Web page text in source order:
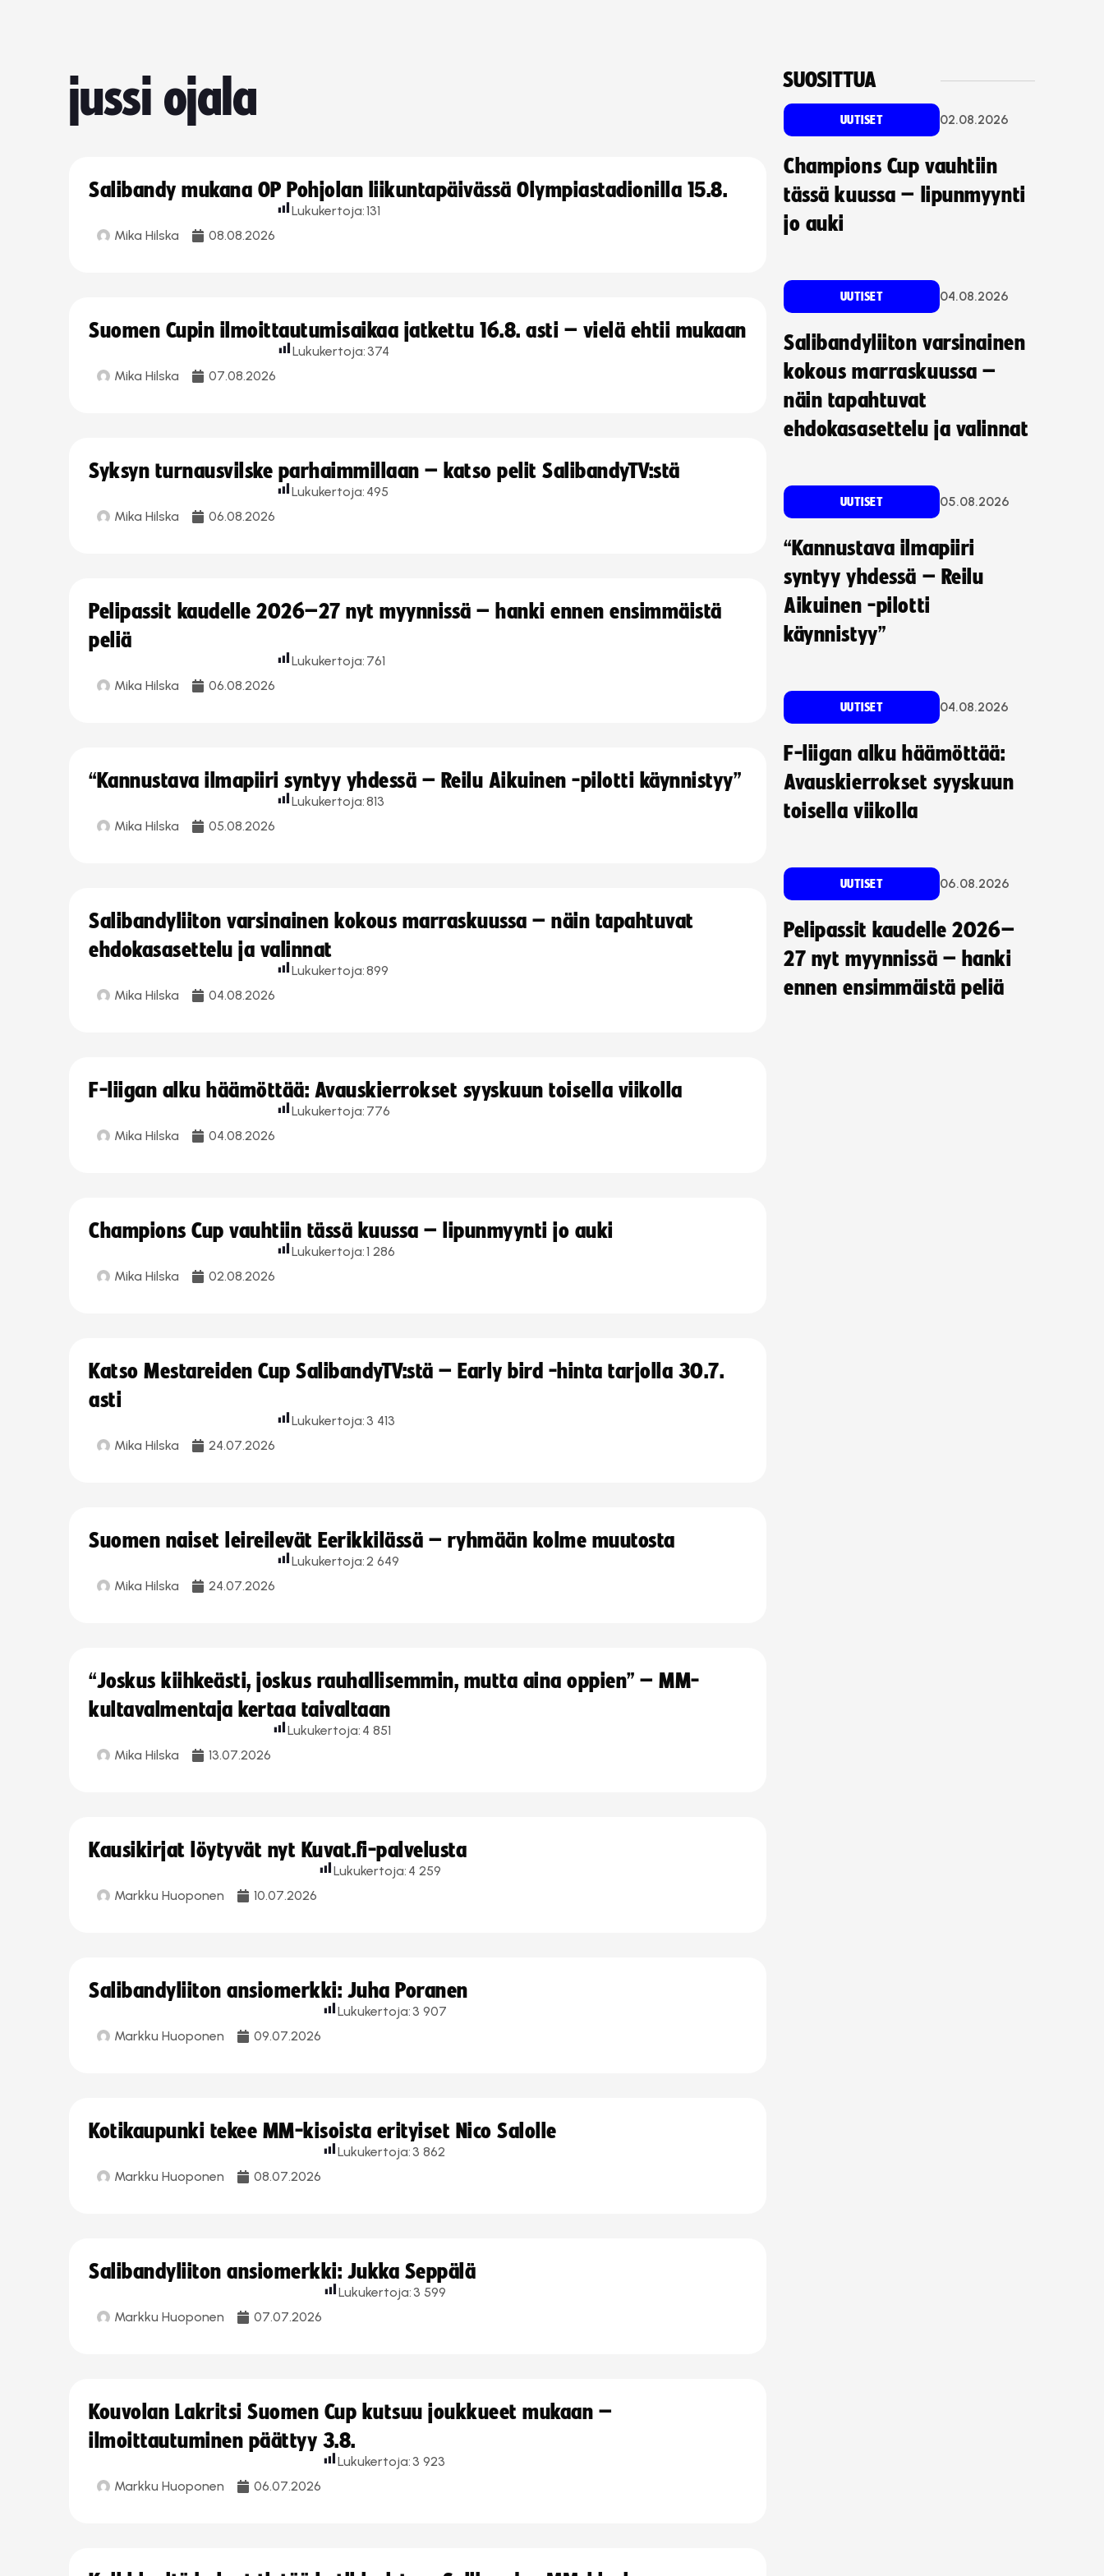
jussi ojala
Salibandy mukana OP Pohjolan liikuntapäivässä Olympiastadionilla 15.8.
Mika Hilska 08.08.2026
Lukukertoja:131
Suomen Cupin ilmoittautumisaikaa jatkettu 16.8. asti – vielä ehtii mukaan
Mika Hilska 07.08.2026
Lukukertoja: 374
Syksyn turnausvilske parhaimmillaan – katso pelit SalibandyTV:stä
Mika Hilska 06.08.2026
Lukukertoja: 495
Pelipassit kaudelle 2026–27 nyt myynnissä – hanki ennen ensimmäistä
peliä
Mika Hilska 06.08.2026
Lukukertoja: 761
“Kannustava ilmapiiri syntyy yhdessä – Reilu Aikuinen -pilotti käynnistyy”
Mika Hilska 05.08.2026
Lukukertoja:813
Salibandyliiton varsinainen kokous marraskuussa – näin tapahtuvat
ehdokasasettelu ja valinnat
Mika Hilska 04.08.2026
Lukukertoja:899
F-liigan alku häämöttää: Avauskierrokset syyskuun toisella viikolla
Mika Hilska 04.08.2026
Lukukertoja: 776
Champions Cup vauhtiin tässä kuussa – lipunmyynti jo auki
Mika Hilska 02.08.2026
Lukukertoja:1 286
Katso Mestareiden Cup SalibandyTV:stä – Early bird -hinta tarjolla 30.7.
asti
Mika Hilska 24.07.2026
Lukukertoja: 3 413
Suomen naiset leireilevät Eerikkilässä – ryhmään kolme muutosta
Mika Hilska 24.07.2026
Lukukertoja:2 649
“Joskus kiihkeästi, joskus rauhallisemmin, mutta aina oppien” – MM-
kultavalmentaja kertaa taivaltaan
Mika Hilska 13.07.2026
Lukukertoja: 4 851
Kausikirjat löytyvät nyt Kuvat.fi-palvelusta
Markku Huoponen 10.07.2026
Lukukertoja: 4 259
Salibandyliiton ansiomerkki: Juha Poranen
Markku Huoponen 09.07.2026
Lukukertoja: 3 907
Kotikaupunki tekee MM-kisoista erityiset Nico Salolle
Markku Huoponen 08.07.2026
Lukukertoja: 3 862
Salibandyliiton ansiomerkki: Jukka Seppälä
Markku Huoponen 07.07.2026
Lukukertoja: 3 599
Kouvolan Lakritsi Suomen Cup kutsuu joukkueet mukaan –
ilmoittautuminen päättyy 3.8.
Markku Huoponen 06.07.2026
Lukukertoja: 3 923
SUOSITTUA
UUTISET 02.08.2026
Champions Cup vauhtiin
tässä kuussa – lipunmyynti
jo auki
UUTISET 04.08.2026
Salibandyliiton varsinainen
kokous marraskuussa –
näin tapahtuvat
ehdokasasettelu ja valinnat
UUTISET 05.08.2026
“Kannustava ilmapiiri
syntyy yhdessä – Reilu
Aikuinen -pilotti
käynnistyy”
UUTISET 04.08.2026
F-liigan alku häämöttää:
Avauskierrokset syyskuun
toisella viikolla
UUTISET 06.08.2026
Pelipassit kaudelle 2026–
27 nyt myynnissä – hanki
ennen ensimmäistä peliä